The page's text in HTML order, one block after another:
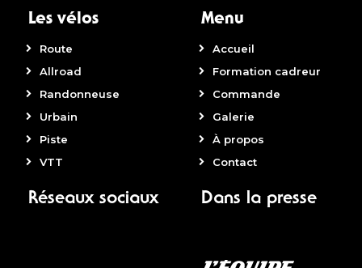
Les vélos
Route
Allroad
Randonneuse
Urbain
Piste
VTT
Menu
Accueil
Formation cadreur
Commande
Galerie
À propos
Contact
Réseaux sociaux Dans la presse